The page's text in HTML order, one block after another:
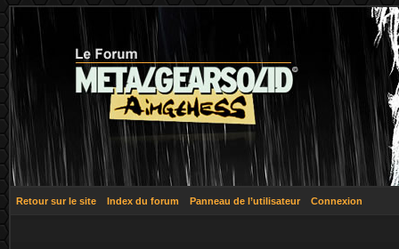
Retour sur le site Index du forum Panneau de l’utilisateur Connexion